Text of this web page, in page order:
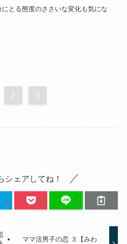
とる態度のささいな変化も気にな
、自分の事が嫌いになったので…
2 3
シェアしてね！
ママ活男子の恋 ３【みわ